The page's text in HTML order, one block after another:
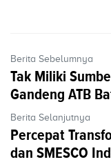
Berita Sebelumnya
Tak Miliki
Gandeng ATB
Berita Selanjutnya
Percepat
dan SMESCO